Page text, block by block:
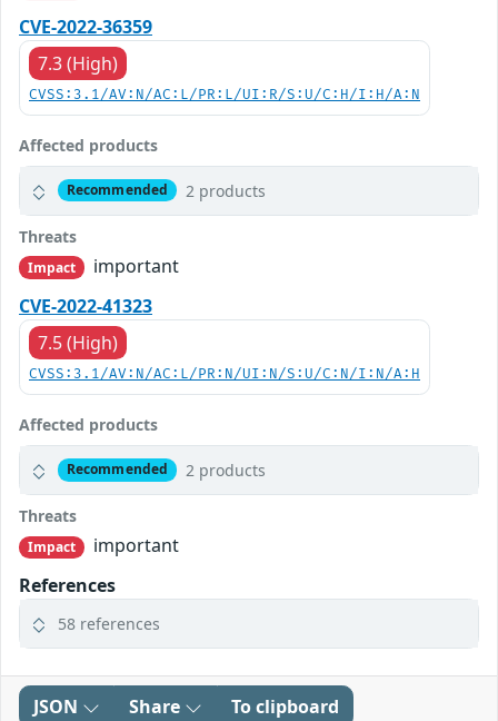
CVE-2022-36359
7.3 (High)
CVSS:3.1/AV:N/AC:L/PR:L/UI:R/S:U/C:H/I:H/A:N
Affected products
Recommended 2 products
Threats
Impact
important
CVE-2022-41323
7.5 (High)
CVSS:3.1/AV:N/AC:L/PR:N/UI:N/S:U/C:N/I:N/A:H
Affected products
Recommended 2 products
Threats
Impact
important
References
58 references
JSON Share To clipboard